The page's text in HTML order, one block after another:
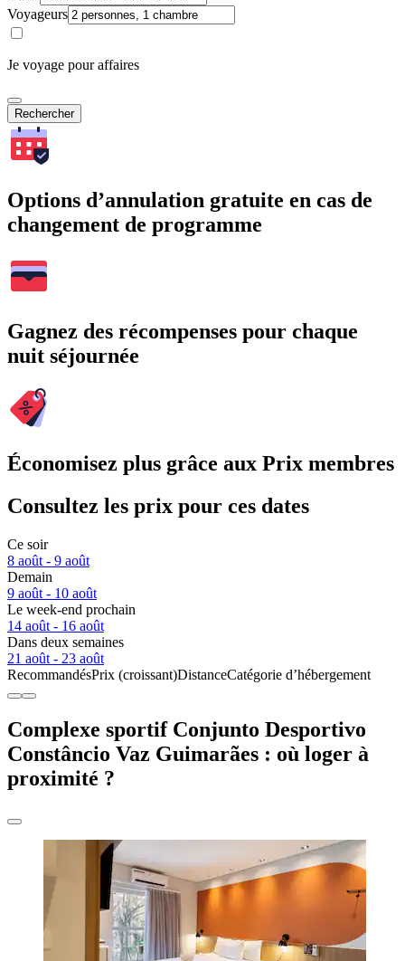
Voyageurs
Je voyage pour affaires
Rechercher
Options d’annulation gratuite en cas de
changement de programme
Gagnez des récompenses pour chaque
nuit séjournée
Économisez plus grâce aux Prix membres
Consultez les prix pour ces dates
Ce soir
8 août - 9 août
Demain
9 août - 10 août
Le week-end prochain
14 août - 16 août
Dans deux semaines
21 août - 23 août
RecommandésPrix (croissant)DistanceCatégorie d’hébergement
Complexe sportif Conjunto Desportivo
Constâncio Vaz Guimarães : où loger à
proximité ?